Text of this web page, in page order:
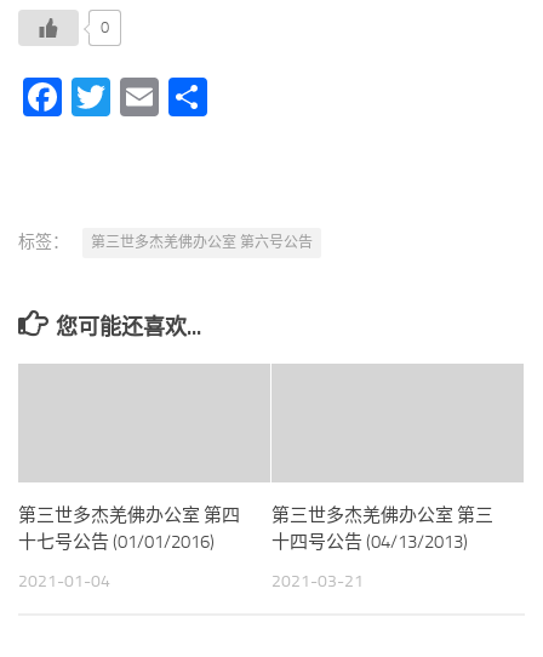
0
Facebook
Twitter
Email
标签： 第三世多杰羌佛办公室 第六号公告
您可能还喜欢...
第三世多杰羌佛办公室 第四
十七号公告 (01/01/2016)
2021-01-04
第三世多杰羌佛办公室 第三
十四号公告 (04/13/2013)
2021-03-21